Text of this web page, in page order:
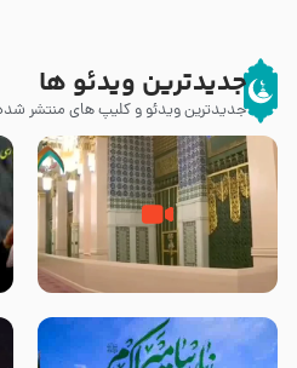
جدیدترین ویدئو ها
جدیدترین ویدئو و کلیپ های منتشر
زیارت پیامبر اکرم صلی الله علیه و
اله و سلم در مدینه به همراه